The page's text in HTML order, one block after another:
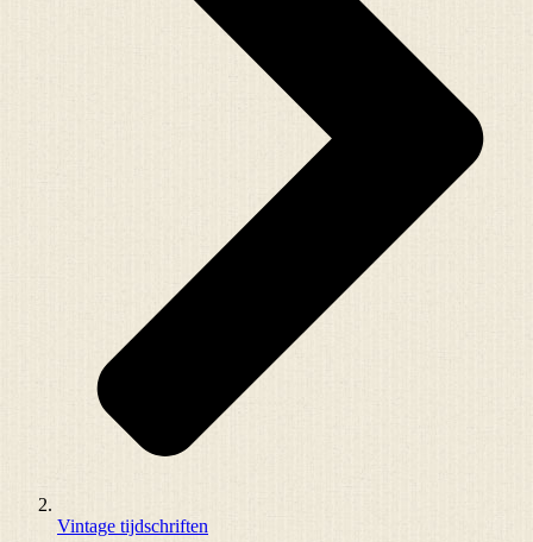
Vintage tijdschriften